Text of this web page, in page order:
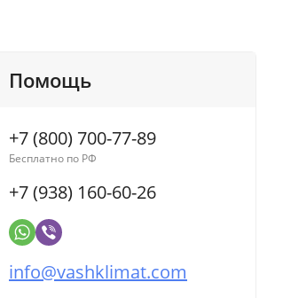
Помощь
+7 (800) 700-77-89
Бесплатно по РФ
+7 (938) 160-60-26
info@vashklimat.com